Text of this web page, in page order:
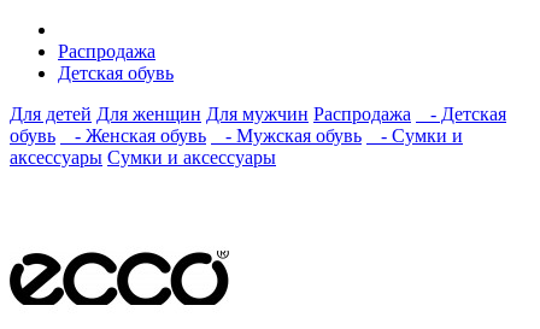
Распродажа
Детская обувь
Для детей Для женщин Для мужчин Распродажа
- Детская
обувь
- Женская обувь - Мужская обувь
- Сумки и
аксессуары Сумки и аксессуары